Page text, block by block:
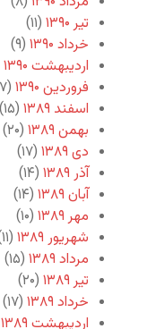
تیر ۱۳۹۰
(۱۱)
خرداد ۱۳۹۰
(۹)
اردیبهشت ۱۳۹۰
فروردین ۱۳۹۰
(۷)
اسفند ۱۳۸۹
(۱۵)
بهمن ۱۳۸۹
(۲۰)
دی ۱۳۸۹
(۱۷)
آذر ۱۳۸۹
(۱۴)
آبان ۱۳۸۹
(۱۴)
مهر ۱۳۸۹
(۱۰)
شهریور ۱۳۸۹
(۱۱)
مرداد ۱۳۸۹
(۱۵)
تیر ۱۳۸۹
(۲۰)
خرداد ۱۳۸۹
(۱۷)
اردیبهشت ۱۳۸۹